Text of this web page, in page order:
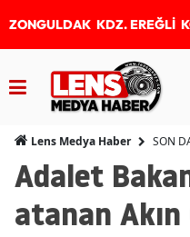
ZONGULDAK KDZ. EREĞLİ
Lens Medya Haber SON
Adalet
atanan